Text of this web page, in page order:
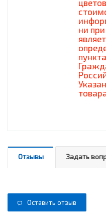
ни
Отзывы Задать
Оставить отзыв